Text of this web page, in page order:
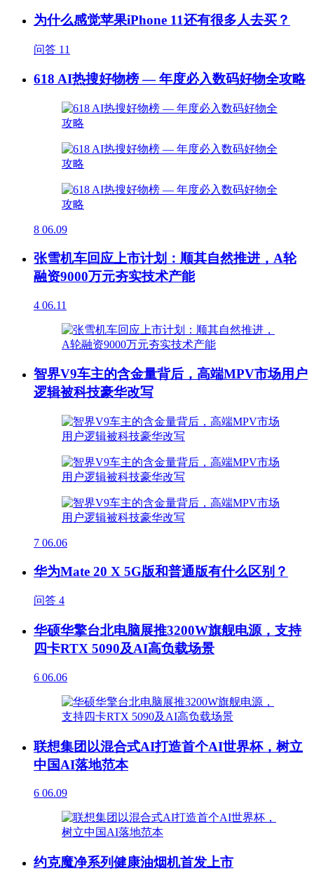
为什么感觉苹果iPhone 11还有很多人去买？
问答 11
618 AI热搜好物榜 — 年度必入数码好物全攻略
8 06.09
张雪机车回应上市计划：顺其自然推进，A轮
融资9000万元夯实技术产能
4 06.11
智界V9车主的含金量背后，高端MPV市场用户
逻辑被科技豪华改写
7 06.06
华为Mate 20 X 5G版和普通版有什么区别？
问答 4
华硕华擎台北电脑展推3200W旗舰电源，支持
四卡RTX 5090及AI高负载场景
6 06.06
联想集团以混合式AI打造首个AI世界杯，树立
中国AI落地范本
6 06.09
约克魔净系列健康油烟机首发上市